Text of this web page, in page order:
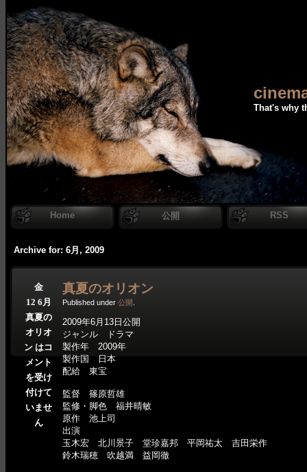
That's why
Home 公開 RSS
Archive for: 6月, 2009
金
12 6月
真夏の
オリオ
ン はコ
メント
を受け
付けて
いませ
ん
真夏のオリオン
Published under 公開
2009年6月13日公開
ジャンル ドラマ
製作年 2009年
製作国 日本
配給 東宝
監督 篠原哲雄
監修・脚色 福井晴敏
原作 池上司
出演
玉木宏 北川景子 堂珍嘉邦 平岡祐太 吉田栄作
鈴木瑞穂 吹越満 益岡徹